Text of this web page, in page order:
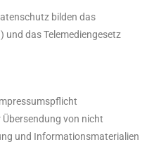
bilden das
und das Telemediengesetz
von nicht
und Informationsmaterialien